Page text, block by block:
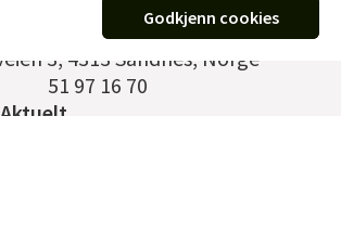
Germann Vervik EFTF AS
3, 4313 Sandnes, Norge
51 97 16 70
Aktuelt
Godkjenn cookies